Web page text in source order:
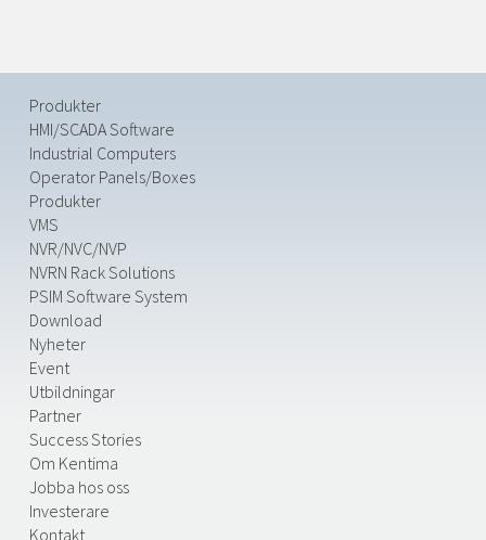
Produkter
HMI/SCADA Software
Industrial Computers
Operator Panels/Boxes
Produkter
VMS
NVR/NVC/NVP
NVRN Rack Solutions
PSIM Software System
Download
Nyheter
Event
Utbildningar
Partner
Success Stories
Om Kentima
Jobba hos oss
Investerare
Kontakt